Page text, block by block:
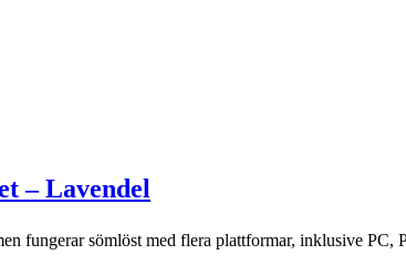
– Lavendel
fungerar sömlöst med flera plattformar, inklusive PC,